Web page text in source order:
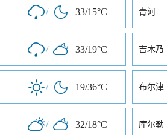
/ 33/15°C 青河
/ 33/19°C 吉木乃
/ 19/36°C 布尔津
/ 32/18°C 库尔勒